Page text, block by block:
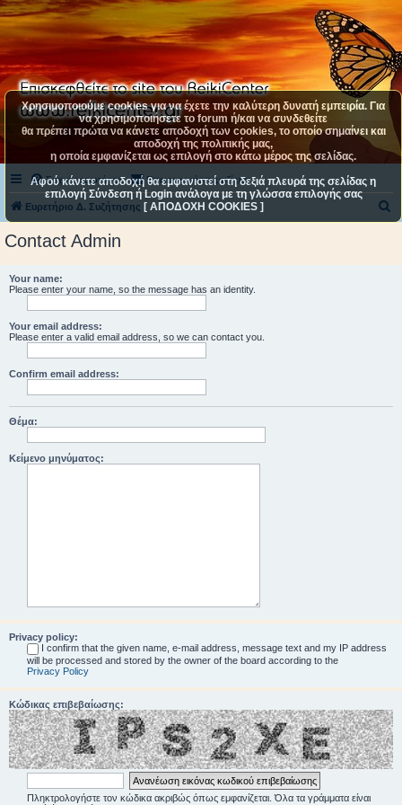
Συχνές ερωτήσεις Επικοινωνήστε μαζί μας
Ευρετήριο Δ. Συζήτησης
Contact Admin
Your name:
Please enter your name, so the message has an identity.
Your email address:
Please enter a valid email address, so we can contact you.
Confirm email address:
Θέμα:
Κείμενο μηνύματος:
Privacy policy:
I confirm that the given name, e-mail address, message text and my IP address
will be processed and stored by the owner of the board according to the
Privacy Policy
Κώδικας επιβεβαίωσης:
Πληκτρολογήστε τον κώδικα ακριβώς όπως εμφανίζεται. Όλα τα γράμματα είναι
Χρησιμοποιούμε cookies για να έχετε την καλύτερη δυνατή εμπειρία. Για
να χρησιμοποιήσετε το forum ή/και να συνδεθείτε
θα πρέπει πρώτα να κάνετε αποδοχή των cookies, το οποίο σημαίνει και
αποδοχή της πολιτικής μας,
η οποία εμφανίζεται ως επιλογή στο κάτω μέρος της σελίδας.
Αφού κάνετε αποδοχή θα εμφανιστεί στη δεξιά πλευρά της σελίδας η
επιλογή Σύνδεση ή Login ανάλογα με τη γλώσσα επιλογής σας
[ ΑΠΟΔΟΧΗ COOKIES ]